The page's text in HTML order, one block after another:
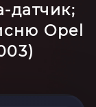
датчик;
Opel